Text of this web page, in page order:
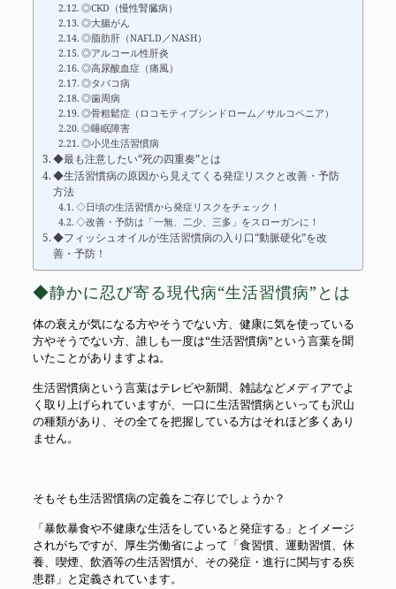
◎CKD（慢性腎臓病）
◎大腸がん
◎脂肪肝（NAFLD／NASH）
◎アルコール性肝炎
◎高尿酸血症（痛風）
◎タバコ病
◎歯周病
◎骨粗鬆症（ロコモティブシンドローム／サルコペニア）
◎睡眠障害
◎小児生活習慣病
◆最も注意したい“死の四重奏”とは
◆生活習慣病の原因から見えてくる発症リスクと改善・予防
方法
◇日頃の生活習慣から発症リスクをチェック！
◇改善・予防は「一無、二少、三多」をスローガンに！
◆フィッシュオイルが生活習慣病の入り口“動脈硬化”を改
善・予防！
◆静かに忍び寄る現代病“生活習慣病”とは
体の衰えが気になる方やそうでない方、健康に気を使っている
方やそうでない方、誰しも一度は“生活習慣病”という言葉を聞
いたことがありますよね。
生活習慣病という言葉はテレビや新聞、雑誌などメディアでよ
く取り上げられていますが、一口に生活習慣病といっても沢山
の種類があり、その全てを把握している方はそれほど多くあり
ません。
そもそも生活習慣病の定義をご存じでしょうか？
「暴飲暴食や不健康な生活をしていると発症する」とイメージ
されがちですが、厚生労働省によって「食習慣、運動習慣、休
養、喫煙、飲酒等の生活習慣が、その発症・進行に関与する疾
患群」と定義されています。